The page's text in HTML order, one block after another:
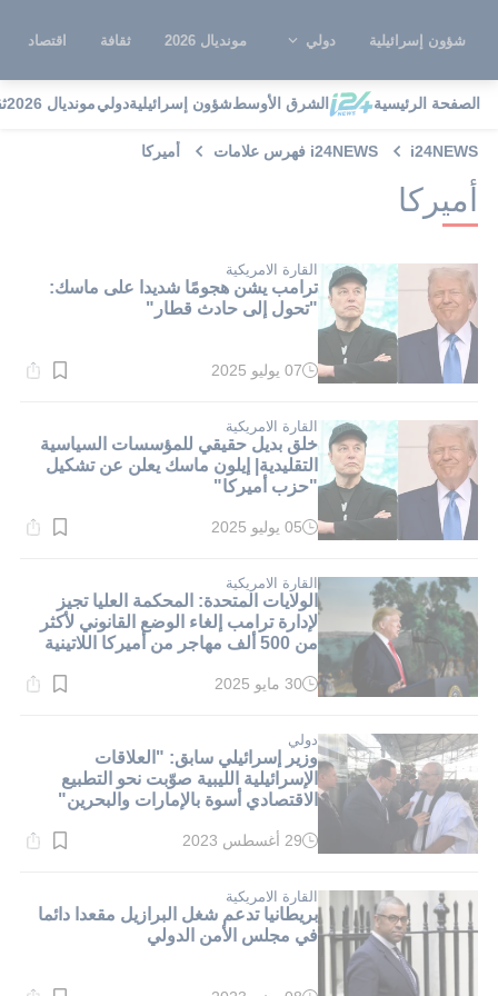
شؤون إسرائيلية دولي مونديال 2026 ثقافة اقتصاد
الصفحة الرئيسية الشرق الأوسطشؤون إسرائيليةدوليمونديال 2026
i24NEWS i24NEWS فهرس علامات أميركا
أميركا
القارة الامريكية
ترامب يشن هجومًا شديدا على ماسك:
"تحول إلى حادث قطار"
وقت
دقيقة.
07 يوليو 2025
القارة الامريكية
خلق بديل حقيقي للمؤسسات السياسية
التقليدية| إيلون ماسك يعلن عن تشكيل
"حزب أميركا"
وقت
دقيقة.
05 يوليو 2025
القارة الامريكية
الولايات المتحدة: المحكمة العليا تجيز
لإدارة ترامب إلغاء الوضع القانوني لأكثر
من 500 ألف مهاجر من أميركا اللاتينية
وقت
دقيقة.
30 مايو 2025
دولي
وزير إسرائيلي سابق: "العلاقات
الإسرائيلية الليبية صوّبت نحو التطبيع
الاقتصادي أسوة بالإمارات والبحرين"
وقت
دقيقة.
29 أغسطس 2023
القارة الامريكية
بريطانيا تدعم شغل البرازيل مقعدا دائما
في مجلس الأمن الدولي